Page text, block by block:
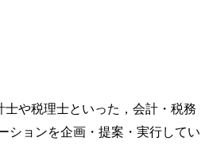
や税理士といった，会計・税務
ションを企画・提案・実行してい